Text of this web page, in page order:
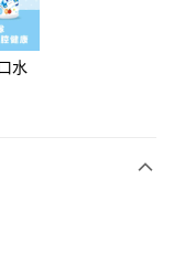
使用無須另外申請。
跳轉到大哥付的交易
止日，確認付款後即完
確認頁面所載為準。
你分期系統評分，恕無
方式。 讓您購物簡單
水